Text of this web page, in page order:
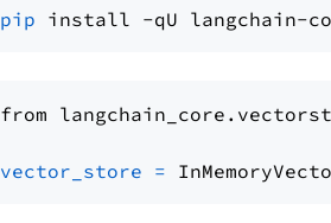
pip
from
vector_store =